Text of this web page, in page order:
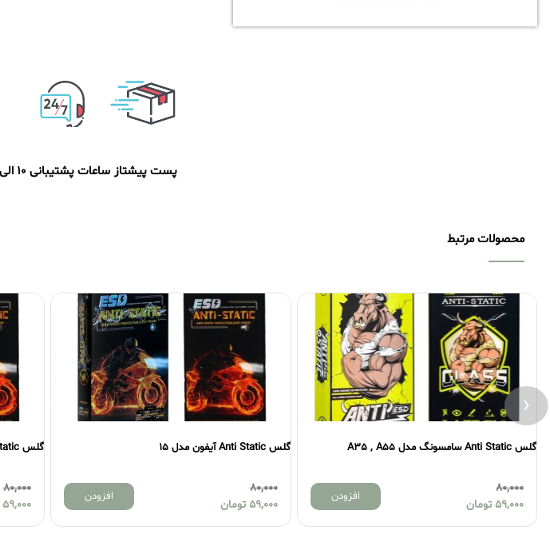
پست پیشتاز ساعات پشتیبانی 10 الی 20
محصولات مرتبط
گلس Anti Static سامسونگ مدل A35 , A55
80,000
59,000 تومان
افزودن
گلس Anti Static آیفون مدل 15
80,000
59,000 تومان
افزودن
گلس Anti Static آیفون مدل 14PROMAX
80,000
59,000
‹